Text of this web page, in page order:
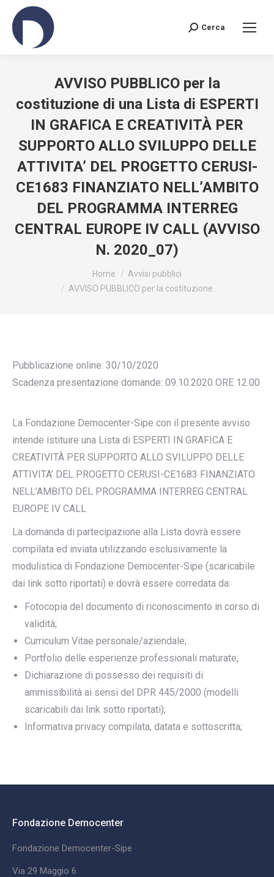
Search:
Cerca
AVVISO PUBBLICO per la
costituzione di una Lista di ESPERTI
IN GRAFICA E CREATIVITÀ PER
SUPPORTO ALLO SVILUPPO DELLE
ATTIVITA’ DEL PROGETTO CERUSI-
CE1683 FINANZIATO NELL’AMBITO
DEL PROGRAMMA INTERREG
CENTRAL EUROPE IV CALL (AVVISO
N. 2020_07)
Home
Avvisi pubblici
AVVISO PUBBLICO per la costituzione…
Pubblicazione online: 30/10/2020
Scadenza presentazione domande: 09.10.2020 ORE 12.00
La Fondazione Democenter-Sipe con il presente avviso
intende istituire una Lista di ESPERTI IN GRAFICA E
CREATIVITÀ PER SUPPORTO ALLO SVILUPPO DELLE
ATTIVITA’ DEL PROGETTO CERUSI-CE1683 FINANZIATO
NELL’AMBITO DEL PROGRAMMA INTERREG CENTRAL
EUROPE IV CALL
La domanda di partecipazione alla Lista dovrà essere
compilata ed inviata utilizzando esclusivamente la
modulistica di Fondazione Democenter-Sipe (scaricabile
dai link sotto riportati) e dovrà essere corredata da:
Fotocopia del documento di riconoscimento in corso di
validità;
Curriculum Vitae personale/aziendale;
Portfolio delle esperienze professionali maturate;
Dichiarazione di possesso dei requisiti di
ammissibilità ai sensi del DPR 445/2000 (modelli
scaricabili dai link sotto riportati);
Informativa privacy compilata, datata e sottoscritta;
Fondazione Democenter
Fondazione Democenter-Sipe
Via 29 Maggio 6